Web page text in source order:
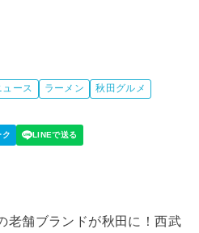
ュース ラーメン 秋田グルメ
老舗ブランドが秋田に！西武